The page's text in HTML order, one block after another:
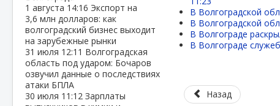
1 августа 14:16 Экспорт на
3,6 млн долларов: как
волгоградский бизнес выходит
на зарубежные рынки
31 июля 12:11 Волгоградская
область под ударом: Бочаров
озвучил данные о последствиях
атаки БПЛА
30 июля 11:12 Зарплаты
В Волгоградской
В Волгоградской
В Волгограде
В Волгограде
Назад